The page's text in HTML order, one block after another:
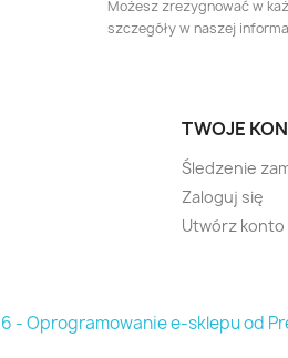
Możesz zrezygnować w
szczegóły w naszej
TWOJE
Śledzenie
Zaloguj się
Utwórz konto
- Oprogramowanie e-sklepu od